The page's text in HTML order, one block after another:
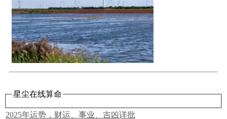
星尘在线算命
2025年运势，财运、事业、吉凶详批